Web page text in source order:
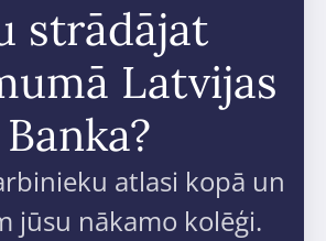
strādājat
Latvijas
Banka?
atlasi kopā un
jūsu nākamo kolēģi.